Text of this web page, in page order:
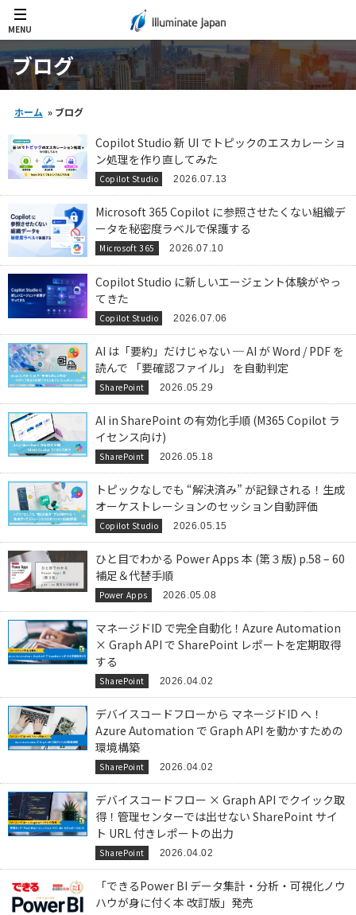
MENU
ブログ
ホーム » ブログ
Copilot Studio 新 UI でトピックのエスカレーショ
ン処理を作り直してみた
Copilot Studio 2026.07.13
Microsoft 365 Copilot に参照させたくない組織デ
ータを秘密度ラベルで保護する
Microsoft 365 2026.07.10
Copilot Studio に新しいエージェント体験がやっ
てきた
Copilot Studio 2026.07.06
AI は「要約」だけじゃない ─ AI が Word / PDF を
読んで 「要確認ファイル」 を自動判定
SharePoint 2026.05.29
AI in SharePoint の有効化手順 (M365 Copilot ラ
イセンス向け)
SharePoint 2026.05.18
トピックなしでも “解決済み” が記録される！生成
オーケストレーションのセッション自動評価
Copilot Studio 2026.05.15
ひと目でわかる Power Apps 本 (第３版) p.58 – 60
補足＆代替手順
Power Apps 2026.05.08
マネージドID で完全自動化！Azure Automation
× Graph API で SharePoint レポートを定期取得
する
SharePoint 2026.04.02
デバイスコードフローから マネージドID へ！
Azure Automation で Graph API を動かすための
環境構築
SharePoint 2026.04.02
デバイスコードフロー × Graph API でクイック取
得！管理センターでは出せない SharePoint サイ
ト URL 付きレポートの出力
SharePoint 2026.04.02
「できるPower BI データ集計・分析・可視化ノウ
ハウが身に付く本 改訂版」発売